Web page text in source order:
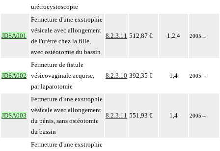
urétrocystoscopie
JDSA001
Fermeture d'une exstrophie
vésicale avec allongement
de l'urètre chez la fille,
avec ostéotomie du bassin
8.2.3.11 512,87 € 1,2,4 2005 →
JDSA002
Fermeture de fistule
vésicovaginale acquise,
par laparotomie
8.2.3.10 392,35 € 1,4 2005 →
JDSA003
Fermeture d'une exstrophie
vésicale avec allongement
du pénis, sans ostéotomie
du bassin
8.2.3.11 551,93 € 1,4 2005 →
Fermeture d'une exstrophie